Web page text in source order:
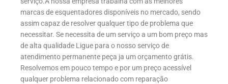
marcas de esquentadores disponíveis no mercado, sendo
assim capaz de resolver qualquer tipo de problema que
necessitar. Se necessita de um serviço a um bom preço mas
de alta qualidade Ligue para o nosso serviço de
atendimento permanente peça ja um orçamento grátis.
Resolvemos em pouco tempo e por um preço acessível
qualquer problema relacionado com reparação